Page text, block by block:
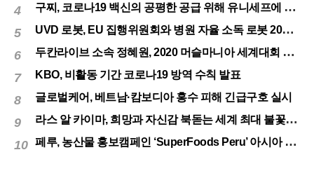
4 구찌, 코로나19 백신의 공평한 공급 위해 유니세프에 50만달러 기부
5 UVD 로봇, EU 집행위원회와 병원 자율 소독 로봇 200대 공급 계약
6 두칸라이브 소속 정혜원, 2020 머슬마니아 세계대회 우승
7 KBO, 비활동 기간 코로나19 방역 수칙 발표
8 글로벌케어, 베트남·캄보디아 홍수 피해 긴급구호 실시
9 라스 알 카이마, 희망과 자신감 북돋는 세계 최대 불꽃놀이
10 페루, 농산물 홍보캠페인 ‘SuperFoods Peru’ 아시아 진출개척